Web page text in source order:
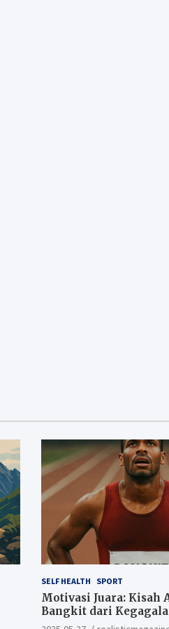
SELF HEALTH SPORT
Motivasi Juara: Kisah
Bangkit dari